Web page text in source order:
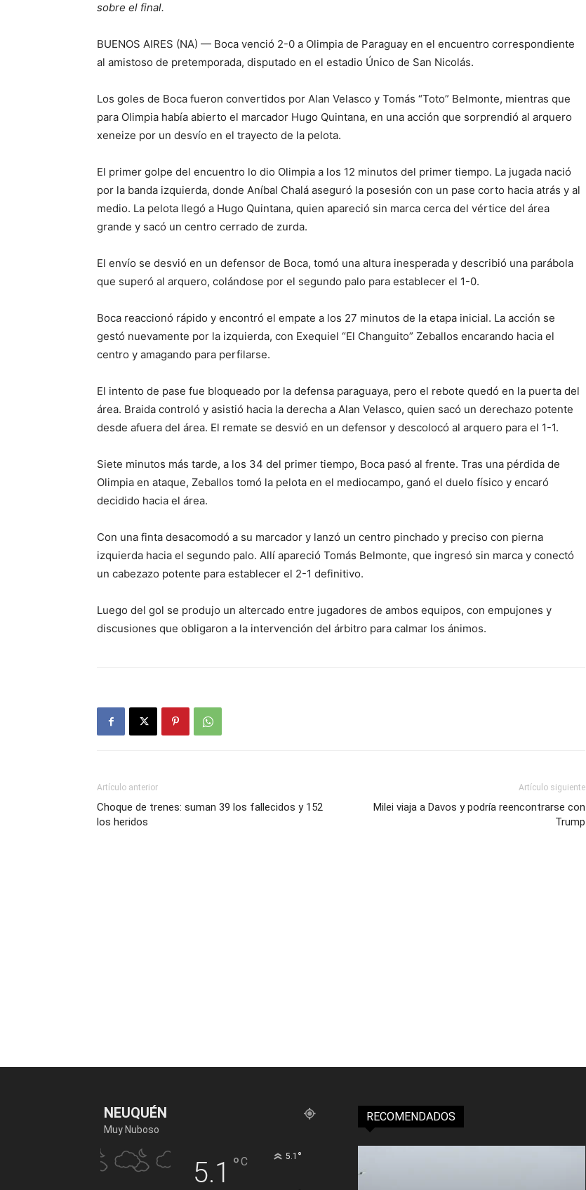
sobre el final.
BUENOS AIRES (NA) — Boca venció 2-0 a Olimpia de Paraguay en el encuentro correspondiente
al amistoso de pretemporada, disputado en el estadio Único de San Nicolás.
Los goles de Boca fueron convertidos por Alan Velasco y Tomás “Toto” Belmonte, mientras que
para Olimpia había abierto el marcador Hugo Quintana, en una acción que sorprendió al arquero
xeneize por un desvío en el trayecto de la pelota.
El primer golpe del encuentro lo dio Olimpia a los 12 minutos del primer tiempo. La jugada nació
por la banda izquierda, donde Aníbal Chalá aseguró la posesión con un pase corto hacia atrás y al
medio. La pelota llegó a Hugo Quintana, quien apareció sin marca cerca del vértice del área
grande y sacó un centro cerrado de zurda.
El envío se desvió en un defensor de Boca, tomó una altura inesperada y describió una parábola
que superó al arquero, colándose por el segundo palo para establecer el 1-0.
Boca reaccionó rápido y encontró el empate a los 27 minutos de la etapa inicial. La acción se
gestó nuevamente por la izquierda, con Exequiel “El Changuito” Zeballos encarando hacia el
centro y amagando para perfilarse.
El intento de pase fue bloqueado por la defensa paraguaya, pero el rebote quedó en la puerta del
área. Braida controló y asistió hacia la derecha a Alan Velasco, quien sacó un derechazo potente
desde afuera del área. El remate se desvió en un defensor y descolocó al arquero para el 1-1.
Siete minutos más tarde, a los 34 del primer tiempo, Boca pasó al frente. Tras una pérdida de
Olimpia en ataque, Zeballos tomó la pelota en el mediocampo, ganó el duelo físico y encaró
decidido hacia el área.
Con una finta desacomodó a su marcador y lanzó un centro pinchado y preciso con pierna
izquierda hacia el segundo palo. Allí apareció Tomás Belmonte, que ingresó sin marca y conectó
un cabezazo potente para establecer el 2-1 definitivo.
Luego del gol se produjo un altercado entre jugadores de ambos equipos, con empujones y
discusiones que obligaron a la intervención del árbitro para calmar los ánimos.
Artículo anterior
Choque de trenes: suman 39 los fallecidos y 152
los heridos
Artículo siguiente
Milei viaja a Davos y podría reencontrarse con
Trump
NEUQUÉN
Muy Nuboso
5.1 °C 5.1 °
RECOMENDADOS